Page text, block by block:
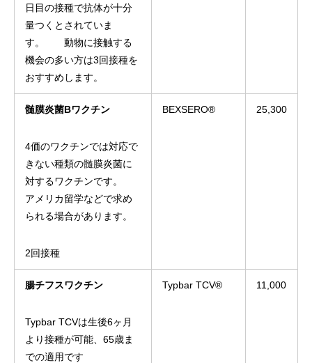
日目の接種で抗体が十分
量つくとされていま
す。 動物に接触する
機会の多い方は3回接種を
おすすめします。
髄膜炎菌Bワクチン
4価のワクチンでは対応で
きない種類の髄膜炎菌に
対するワクチンです。
アメリカ留学などで求め
られる場合があります。
2回接種
BEXSERO® 25,300
腸チフスワクチン
Typbar TCVは生後6ヶ月
より接種が可能、65歳ま
での適用です
Typbar TCV® 11,000